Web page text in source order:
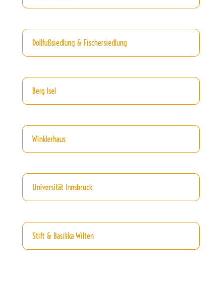
Dollfußsiedlung & Fischersiedlung
Berg Isel
Winklerhaus
Universität Innsbruck
Stift & Basilika Wilten